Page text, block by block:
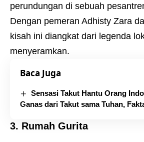
perundungan di sebuah
Dengan pemeran Adhisty Zara
kisah ini diangkat dari legenda
menyeramkan.
Baca Juga
Sensasi Takut Hantu Orang
Ganas dari Takut sama Tuhan,
3. Rumah Gurita